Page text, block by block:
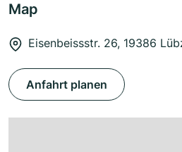
Map
Eisenbeissstr. 26, 19386
Anfahrt planen